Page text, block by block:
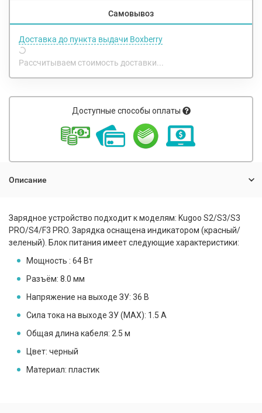
Самовывоз
Доставка до пункта выдачи Boxberry
Рассчитываем стоимость доставки...
Доступные способы оплаты
Описание
Зарядное устройство подходит к моделям: Kugoo S2/S3/S3
PRO/S4/F3 PRO. Зарядка оснащена индикатором (красный/
зеленый). Блок питания имеет следующие характеристики:
Мощность : 64 Вт
Разъём: 8.0 мм
Напряжение на выходе ЗУ: 36 В
Сила тока на выходе ЗУ (MAX): 1.5 A
Общая длина кабеля: 2.5 м
Цвет: черный
Материал: пластик